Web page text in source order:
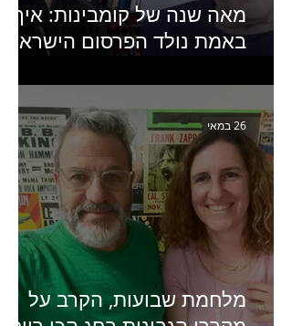
מאה שנה של קומבינות: איך
באמת נולד הפרסום
מחבר הספר "מסע פרסום:
פרקים בחיי הפרסום
מלחמת שבועות, הקרב על
26 במאי